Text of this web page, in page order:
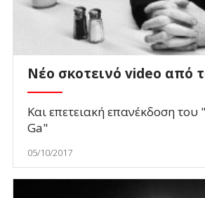
Νέο σκοτεινό video από
Και επετειακή επανέκδοση του
Ga"
05/10/2017